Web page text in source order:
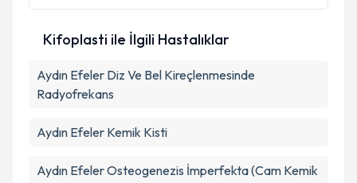
Kifoplasti ile İlgili Hastalıklar
Aydın Efeler Diz Ve Bel Kireçlenmesinde
Radyofrekans
Aydın Efeler Kemik Kisti
Aydın Efeler Osteogenezis İmperfekta (Cam Kemik